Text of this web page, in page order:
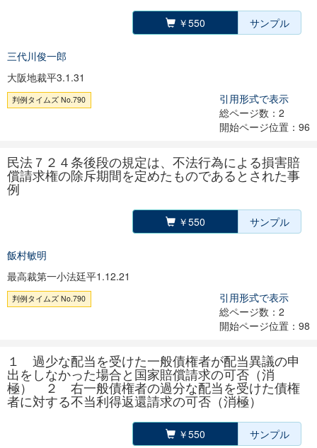
￥550 サンプル
三代川俊一郎
大阪地裁平3.1.31
判例タイムズ No.790
引用形式で表示
総ページ数：2
開始ページ位置：96
民法７２４条後段の規定は、不法行為による損害賠
償請求権の除斥期間を定めたものであるとされた事
例
￥550 サンプル
飯村敏明
最高裁第一小法廷平1.12.21
判例タイムズ No.790
引用形式で表示
総ページ数：2
開始ページ位置：98
１ 過少な配当を受けた一般債権者が配当異議の申
出をしなかった場合と国家賠償請求の可否（消
極） ２ 右一般債権者の過分な配当を受けた債権
者に対する不当利得返還請求の可否（消極）
￥550 サンプル